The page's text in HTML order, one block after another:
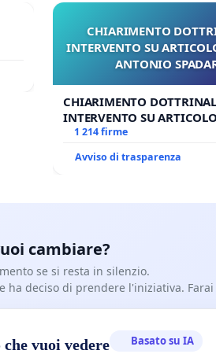
CHIARIMENTO
INTERVENTO SU
ANTONIO
CHIARIMENTO
INTERVENTO SU
ANTONIO SPADARO
1 214 firme
Avviso di trasparenza
cambiare?
se si resta in silenzio.
ha deciso di prendere l'iniziativa. Farai
vuoi vedere Basato su IA